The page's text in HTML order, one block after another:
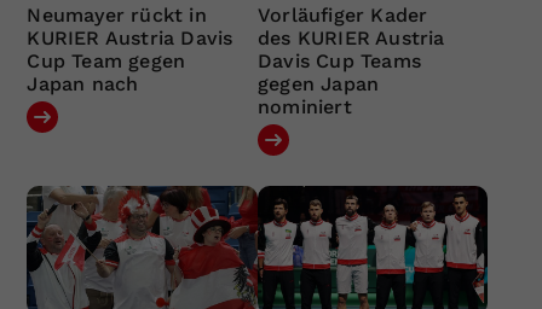
Neumayer rückt in
KURIER Austria Davis
Cup Team gegen
Japan nach
Vorläufiger Kader
des KURIER Austria
Davis Cup Teams
gegen Japan
nominiert